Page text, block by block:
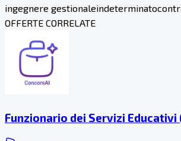
ingegnere gestionaleindeterminato
OFFERTE CORRELATE
Funzionario dei Servizi